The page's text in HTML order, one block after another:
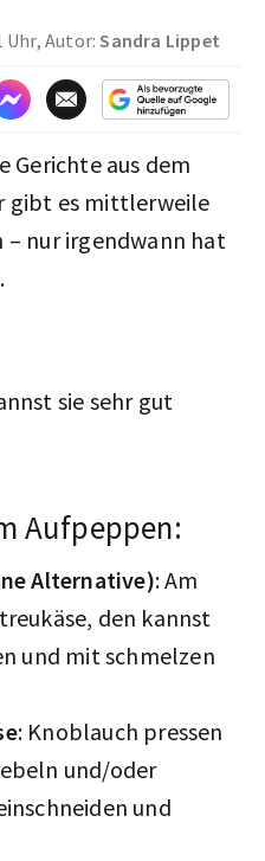
Uhr, Autor:Sandra Lippet
Gerichte aus dem
gibt es mittlerweile
– nur irgendwann hat
sie sehr gut
Aufpeppen:
Alternative): Am
den kannst
und mit schmelzen
: Knoblauch pressen
und/oder
und